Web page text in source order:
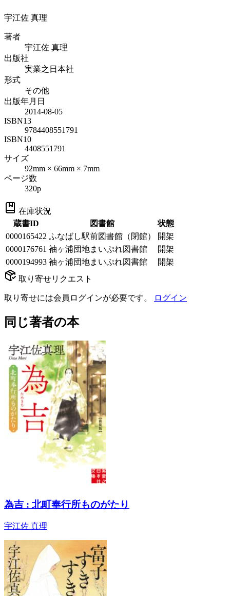
宇江佐 真理
著者
宇江佐 真理
出版社
実業之日本社
形式
その他
出版年月日
2014-08-05
ISBN13
9784408551791
ISBN10
4408551791
サイズ
92mm × 66mm × 7mm
ページ数
320p
在庫状況
蔵書ID
図書館
状態
0000165422 ふなばし駅前図書館（閉館）
開架
0000176761 袖ヶ浦団地まいぷれ図書館
開架
0000194993 袖ヶ浦団地まいぷれ図書館
開架
取り寄せリクエスト
取り寄せには会員ログインが必要です。 ログイン
同じ著者の本
為吉 : 北町奉行所ものがたり
宇江佐 真理